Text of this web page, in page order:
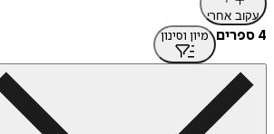
עקוב אחרי
4 ספרים מיון וסינון